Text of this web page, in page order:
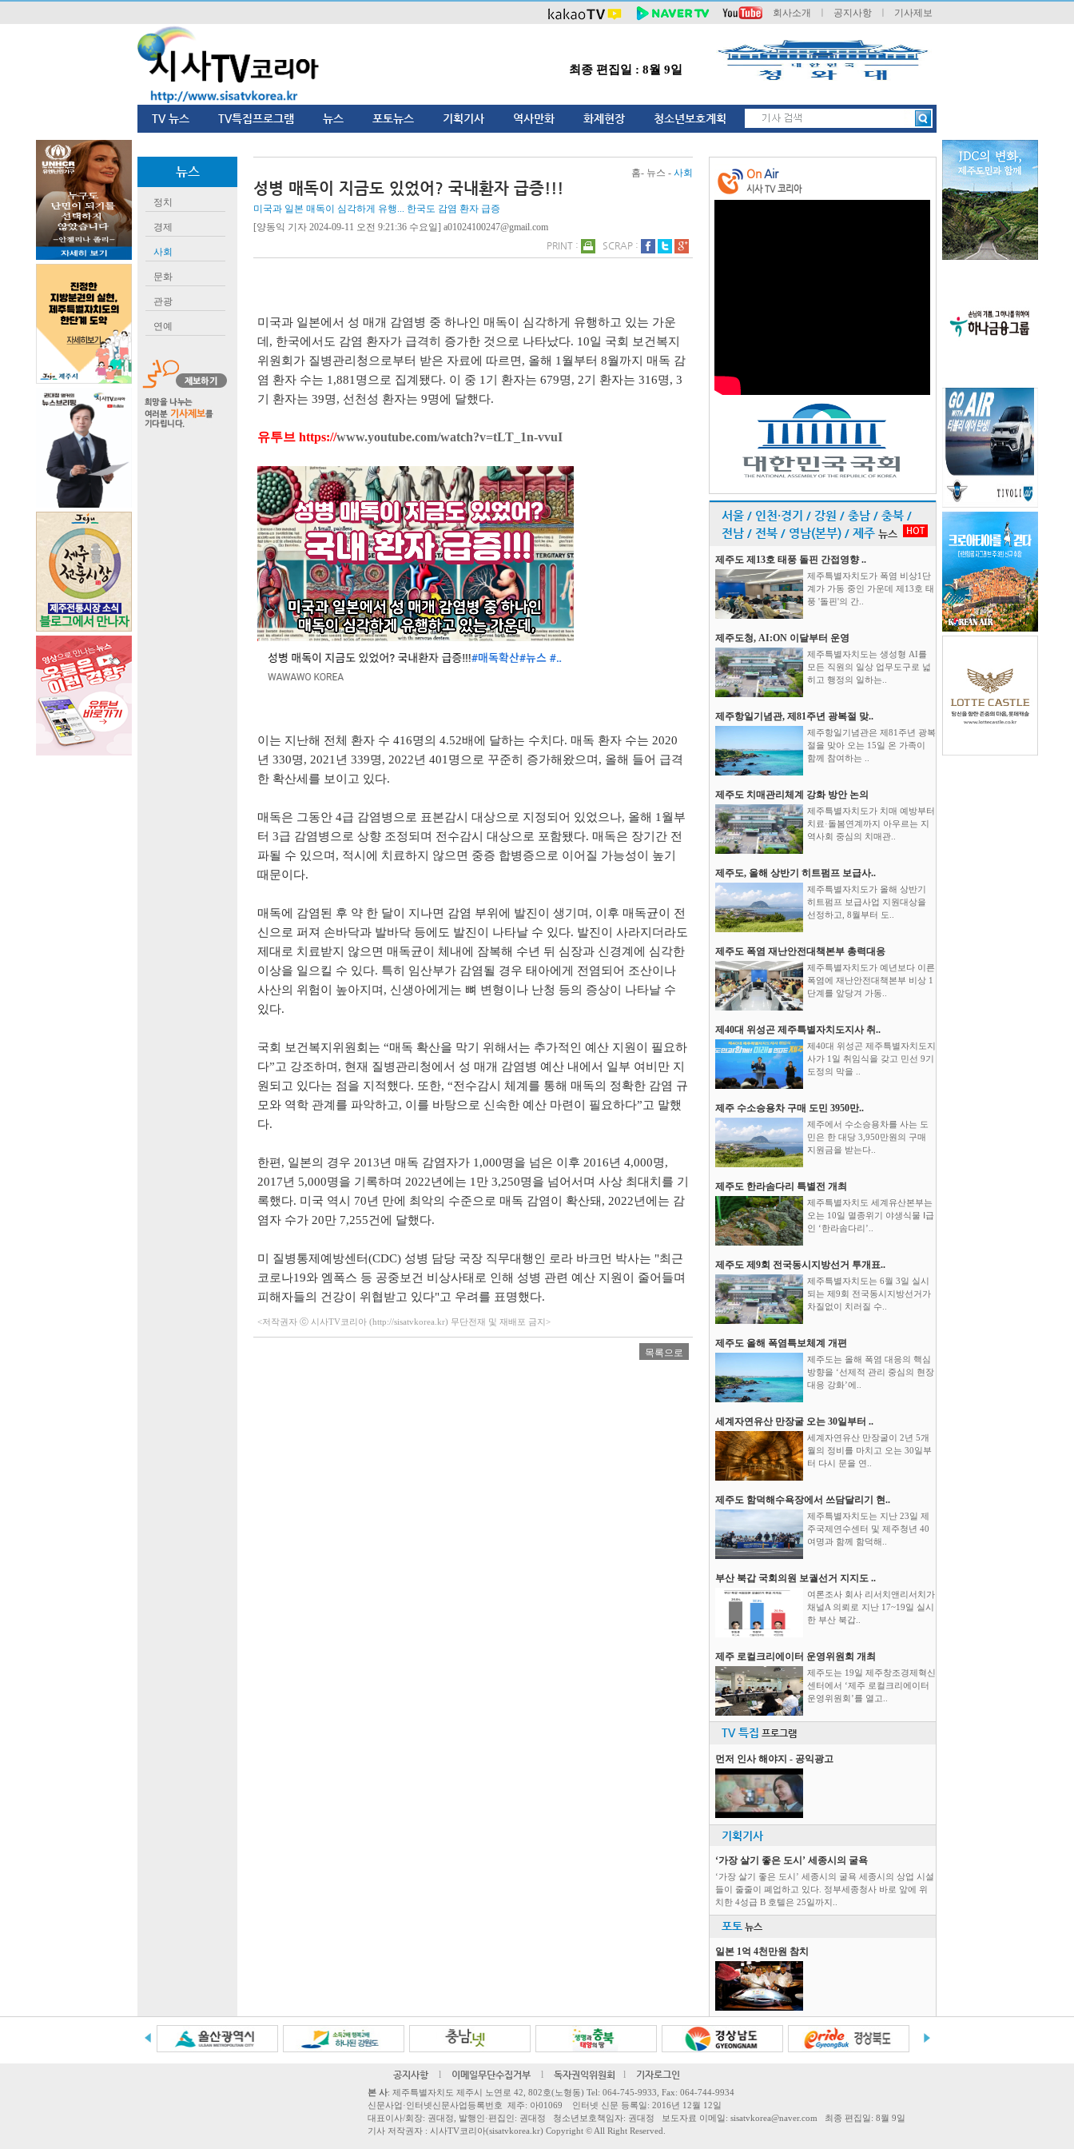
회사소개 공지사항 기사제보
최종 편집일 : 8월 9일
TV 뉴스 TV특집프로그램 뉴스 포토뉴스 기획기사 역사만화 화제현장 청소년보호계획
뉴스
정치
경제
사회
문화
관광
연예
홈- 뉴스 - 사회
성병 매독이 지금도 있었어? 국내환자 급증!!!
미국과 일본 매독이 심각하게 유행... 한국도 감염 환자 급증
[양동익 기자 2024-09-11 오전 9:21:36 수요일] a01024100247@gmail.com
PRINT :
SCRAP :
미국과 일본에서 성 매개 감염병 중 하나인 매독이 심각하게 유행하고 있는 가운
데, 한국에서도 감염 환자가 급격히 증가한 것으로 나타났다. 10일 국회 보건복지
위원회가 질병관리청으로부터 받은 자료에 따르면, 올해 1월부터 8월까지 매독 감
염 환자 수는 1,881명으로 집계됐다. 이 중 1기 환자는 679명, 2기 환자는 316명, 3
기 환자는 39명, 선천성 환자는 9명에 달했다.
유투브 https://www.youtube.com/watch?v=tLT_1n-vvuI
이는 지난해 전체 환자 수 416명의 4.52배에 달하는 수치다. 매독 환자 수는 2020
년 330명, 2021년 339명, 2022년 401명으로 꾸준히 증가해왔으며, 올해 들어 급격
한 확산세를 보이고 있다.
매독은 그동안 4급 감염병으로 표본감시 대상으로 지정되어 있었으나, 올해 1월부
터 3급 감염병으로 상향 조정되며 전수감시 대상으로 포함됐다. 매독은 장기간 전
파될 수 있으며, 적시에 치료하지 않으면 중증 합병증으로 이어질 가능성이 높기
때문이다.
매독에 감염된 후 약 한 달이 지나면 감염 부위에 발진이 생기며, 이후 매독균이 전
신으로 퍼져 손바닥과 발바닥 등에도 발진이 나타날 수 있다. 발진이 사라지더라도
제대로 치료받지 않으면 매독균이 체내에 잠복해 수년 뒤 심장과 신경계에 심각한
이상을 일으킬 수 있다. 특히 임산부가 감염될 경우 태아에게 전염되어 조산이나
사산의 위험이 높아지며, 신생아에게는 뼈 변형이나 난청 등의 증상이 나타날 수
있다.
국회 보건복지위원회는 “매독 확산을 막기 위해서는 추가적인 예산 지원이 필요하
다”고 강조하며, 현재 질병관리청에서 성 매개 감염병 예산 내에서 일부 여비만 지
원되고 있다는 점을 지적했다. 또한, “전수감시 체계를 통해 매독의 정확한 감염 규
모와 역학 관계를 파악하고, 이를 바탕으로 신속한 예산 마련이 필요하다”고 말했
다.
한편, 일본의 경우 2013년 매독 감염자가 1,000명을 넘은 이후 2016년 4,000명,
2017년 5,000명을 기록하며 2022년에는 1만 3,250명을 넘어서며 사상 최대치를 기
록했다. 미국 역시 70년 만에 최악의 수준으로 매독 감염이 확산돼, 2022년에는 감
염자 수가 20만 7,255건에 달했다.
미 질병통제예방센터(CDC) 성병 담당 국장 직무대행인 로라 바크먼 박사는 "최근
코로나19와 엠폭스 등 공중보건 비상사태로 인해 성병 관련 예산 지원이 줄어들며
피해자들의 건강이 위협받고 있다"고 우려를 표명했다.
<저작권자 ⓒ 시사TV코리아 (http://sisatvkorea.kr) 무단전재 및 재배포 금지>
목록으로
On Air
시사 TV 코리아
서울 / 인천·경기 / 강원 / 충남 / 충북 /
전남 / 전북 / 영남(본부) / 제주 뉴스 HOT
제주도 제13호 태풍 돌핀 간접영향 ..
제주특별자치도가 폭염 비상1단
계가 가동 중인 가운데 제13호 태
풍 '돌핀'의 간..
제주도청, AI:ON 이달부터 운영
제주특별자치도는 생성형 AI를
모든 직원의 일상 업무도구로 넓
히고 행정의 일하는..
제주항일기념관, 제81주년 광복절 맞..
제주항일기념관은 제81주년 광복
절을 맞아 오는 15일 온 가족이
함께 참여하는 ..
제주도 치매관리체계 강화 방안 논의
제주특별자치도가 치매 예방부터
치료·돌봄연계까지 아우르는 지
역사회 중심의 치매관..
제주도, 올해 상반기 히트펌프 보급사..
제주특별자치도가 올해 상반기
히트펌프 보급사업 지원대상을
선정하고, 8월부터 도..
제주도 폭염 재난안전대책본부 총력대응
제주특별자치도가 예년보다 이른
폭염에 재난안전대책본부 비상 1
단계를 앞당겨 가동..
제40대 위성곤 제주특별자치도지사 취..
제40대 위성곤 제주특별자치도지
사가 1일 취임식을 갖고 민선 9기
도정의 막을 ..
제주 수소승용차 구매 도민 3950만..
제주에서 수소승용차를 사는 도
민은 한 대당 3,950만원의 구매
지원금을 받는다..
제주도 한라솜다리 특별전 개최
제주특별자치도 세계유산본부는
오는 10일 멸종위기 야생식물 Ⅰ급
인 ‘한라솜다리’..
제주도 제9회 전국동시지방선거 투개표..
제주특별자치도는 6월 3일 실시
되는 제9회 전국동시지방선거가
차질없이 치러질 수..
제주도 올해 폭염특보체계 개편
제주도는 올해 폭염 대응의 핵심
방향을 ‘선제적 관리 중심의 현장
대응 강화’에..
세계자연유산 만장굴 오는 30일부터 ..
세계자연유산 만장굴이 2년 5개
월의 정비를 마치고 오는 30일부
터 다시 문을 연..
제주도 함덕해수욕장에서 쓰담달리기 현..
제주특별자치도는 지난 23일 제
주국제연수센터 및 제주청년 40
여명과 함께 함덕해..
부산 북갑 국회의원 보궐선거 지지도 ..
여론조사 회사 리서치앤리서치가
채널A 의뢰로 지난 17~19일 실시
한 부산 북갑..
제주 로컬크리에이터 운영위원회 개최
제주도는 19일 제주창조경제혁신
센터에서 ‘제주 로컬크리에이터
운영위원회’를 열고..
TV 특집 프로그램
먼저 인사 해야지 - 공익광고
기획기사
‘가장 살기 좋은 도시’ 세종시의 굴욕
‘가장 살기 좋은 도시’ 세종시의 굴욕 세종시의 상업 시설
들이 줄줄이 폐업하고 있다. 정부세종청사 바로 앞에 위
치한 4성급 B 호텔은 25일까지..
포토 뉴스
일본 1억 4천만원 참치
공지사항 l 이메일무단수집거부 l 독자권익위원회 l 기자로그인
본 사: 제주특별자치도 제주시 노연로 42, 802호(노형동) Tel: 064-745-9933, Fax: 064-744-9934
신문사업·인터넷신문사업등록번호 제주: 아01069 인터넷 신문 등록일: 2016년 12월 12일
대표이사/회장: 권대정, 발행인·편집인: 권대정 청소년보호책임자: 권대정 보도자료 이메일: sisatvkorea@naver.com 최종 편집일: 8월 9일
기사 저작권자 : 시사TV코리아(sisatvkorea.kr) Copyright © All Right Reserved.